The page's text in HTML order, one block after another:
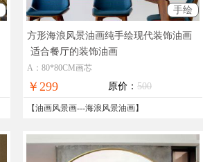
手绘
方形海浪风景油画纯手绘现代装饰油画
适合餐厅的装饰油画
A：80*80CM画芯
￥299 原价： 500
【油画风景画---海浪风景油画】